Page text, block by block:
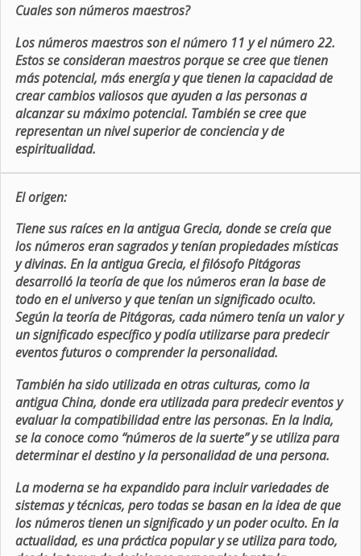
Cuales son números maestros?
Los números maestros son el número 11 y el número 22.
Estos se consideran maestros porque se cree que tienen
más potencial, más energía y que tienen la capacidad de
crear cambios valiosos que ayuden a las personas a
alcanzar su máximo potencial. También se cree que
representan un nivel superior de conciencia y de
espiritualidad.
El origen:
Tiene sus raíces en la antigua Grecia, donde se creía que
los números eran sagrados y tenían propiedades místicas
y divinas. En la antigua Grecia, el filósofo Pitágoras
desarrolló la teoría de que los números eran la base de
todo en el universo y que tenían un significado oculto.
Según la teoría de Pitágoras, cada número tenía un valor y
un significado específico y podía utilizarse para predecir
eventos futuros o comprender la personalidad.
También ha sido utilizada en otras culturas, como la
antigua China, donde era utilizada para predecir eventos y
evaluar la compatibilidad entre las personas. En la India,
se la conoce como “números de la suerte” y se utiliza para
determinar el destino y la personalidad de una persona.
La moderna se ha expandido para incluir variedades de
sistemas y técnicas, pero todas se basan en la idea de que
los números tienen un significado y un poder oculto. En la
actualidad, es una práctica popular y se utiliza para todo,